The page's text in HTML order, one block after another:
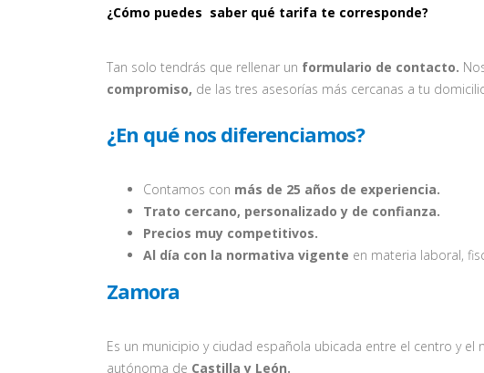
¿Cómo puedes saber qué tarifa te corresponde?
Tan solo tendrás que rellenar un formulario de contacto.
compromiso, de las tres asesorías más cercanas a tu
¿En qué nos diferenciamos?
Contamos con más de 25 años de experiencia.
Trato cercano, personalizado y de confianza.
Precios muy competitivos.
Al día con la normativa vigente en materia laboral,
Zamora
Es un municipio y ciudad española ubicada entre el centro y
autónoma de Castilla y León.